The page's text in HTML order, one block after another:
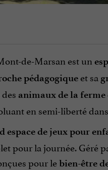
de-Marsan est un
pédagogiqueet sa
animaux de la ferme
en semi-liberté
espace de jeux pour
pour la journée. Géré
pour lebien-être